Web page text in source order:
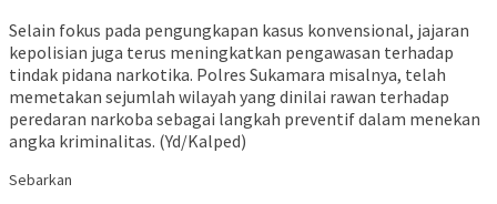
Selain fokus pada pengungkapan kasus konvensional, jajaran
kepolisian juga terus meningkatkan pengawasan terhadap
tindak pidana narkotika. Polres Sukamara misalnya, telah
memetakan sejumlah wilayah yang dinilai rawan terhadap
peredaran narkoba sebagai langkah preventif dalam menekan
angka kriminalitas. (Yd/Kalped)
Sebarkan